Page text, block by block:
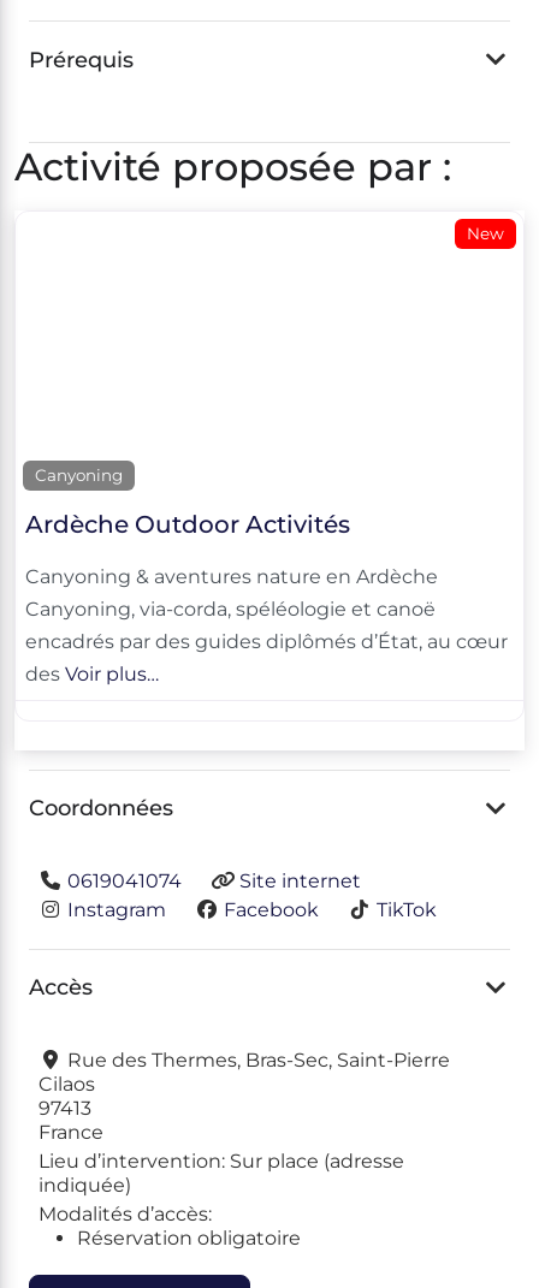
Prérequis
Activité proposée par :
New
Canyoning
Ardèche Outdoor Activités
Canyoning & aventures nature en Ardèche
Canyoning, via-corda, spéléologie et canoë
encadrés par des guides diplômés d’État, au cœur
des Voir plus…
Coordonnées
0619041074
Site internet
Instagram
Facebook TikTok
Accès
Rue des Thermes, Bras-Sec, Saint-Pierre
Cilaos
97413
France
Lieu d’intervention: Sur place (adresse
indiquée)
Modalités d’accès:
Réservation obligatoire